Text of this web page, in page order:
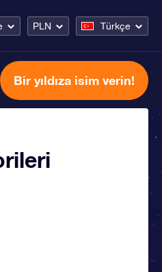
PLN Türkçe
Bir yıldıza isim verin!